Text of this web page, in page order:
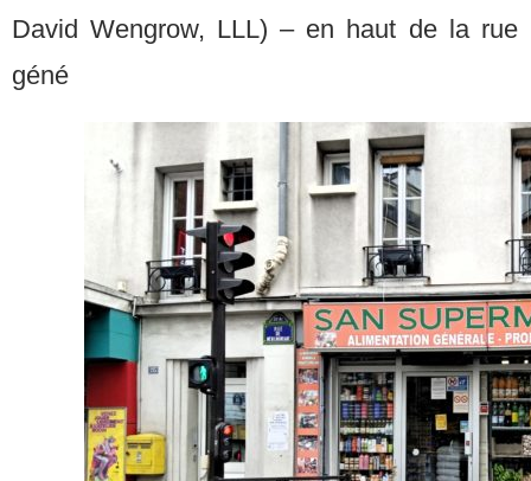
David Wengrow, LLL) – en haut de la rue
géné